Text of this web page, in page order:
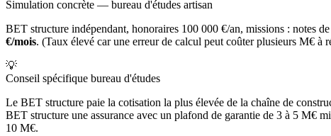
Simulation concrète — bureau d'études artisan
BET structure indépendant, honoraires 100 000 €/an, missions :
€/mois. (Taux élevé car une erreur de calcul peut coûter plusieurs M€ à
💡
Conseil spécifique bureau d'études
Le BET structure paie la cotisation la plus élevée de la chaîne de
BET structure une assurance avec un plafond de garantie de 3 à 5 M€
10 M€.